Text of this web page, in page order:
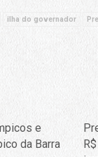
ilha do governador
e
da Barra